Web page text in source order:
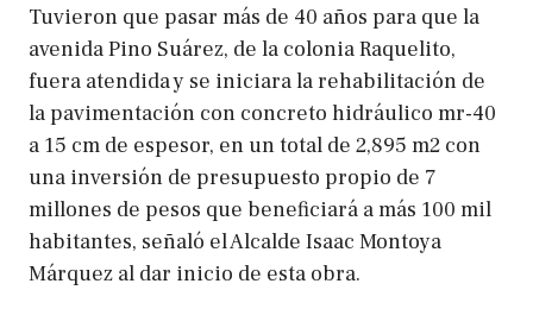
Tuvieron que pasar más de 40 años para que la
avenida Pino Suárez, de la colonia Raquelito,
fuera atendida y se iniciara la rehabilitación de
la pavimentación con concreto hidráulico mr-40
a 15 cm de espesor, en un total de 2,895 m2 con
una inversión de presupuesto propio de 7
millones de pesos que beneficiará a más 100 mil
habitantes, señaló el Alcalde Isaac Montoya
Márquez al dar inicio de esta obra.